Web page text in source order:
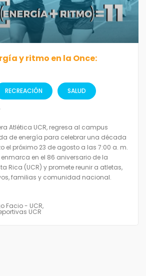
y ritmo en la Once:
RECREACIÓN SALUD
Atlética UCR, regresa al campus
de energía para celebrar una década
el próximo 23 de agosto a las 7:00 a. m.
en el 86 aniversario de la
Rica (UCR) y promete reunir a atletas,
familias y comunidad nacional.
Facio - UCR
UCR